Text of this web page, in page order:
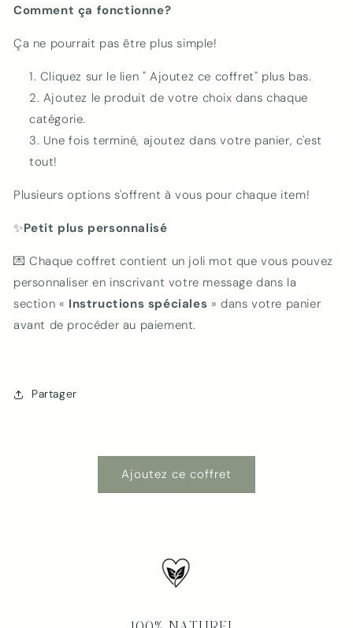
Comment ça fonctionne?
Ça ne pourrait pas être plus simple!
Cliquez sur le lien " Ajoutez ce coffret" plus bas.
Ajoutez le produit de votre choix dans chaque
catégorie.
Une fois terminé, ajoutez dans votre panier, c'est
tout!
Plusieurs options s'offrent à vous pour chaque item!
✨Petit plus personnalisé
💌 Chaque coffret contient un joli mot que vous pouvez
personnaliser en inscrivant votre message dans la
section « Instructions spéciales » dans votre panier
avant de procéder au paiement.
Partager
Ajoutez ce coffret